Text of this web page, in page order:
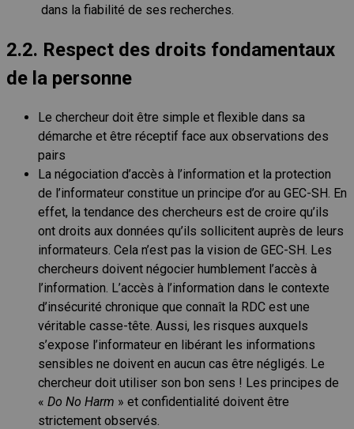
dans la fiabilité de ses recherches.
2.2. Respect des droits fondamentaux
de la personne
Le chercheur doit être simple et flexible dans sa
démarche et être réceptif face aux observations des
pairs
La négociation d’accès à l’information et la protection
de l’informateur constitue un principe d’or au GEC-SH. En
effet, la tendance des chercheurs est de croire qu’ils
ont droits aux données qu’ils sollicitent auprès de leurs
informateurs. Cela n’est pas la vision de GEC-SH. Les
chercheurs doivent négocier humblement l’accès à
l’information. L’accès à l’information dans le contexte
d’insécurité chronique que connaît la RDC est une
véritable casse-tête. Aussi, les risques auxquels
s’expose l’informateur en libérant les informations
sensibles ne doivent en aucun cas être négligés. Le
chercheur doit utiliser son bon sens ! Les principes de
« Do No Harm » et confidentialité doivent être
strictement observés.